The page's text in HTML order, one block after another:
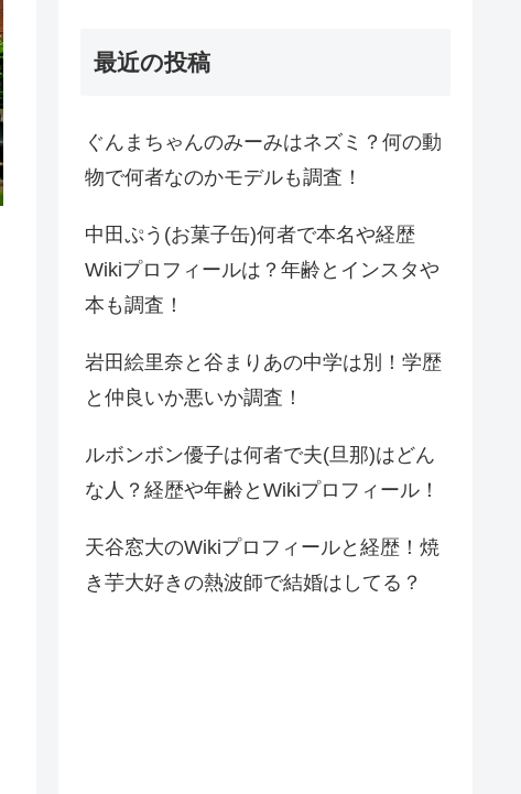
最近の投稿
ぐんまちゃんのみーみはネズミ？何の動
物で何者なのかモデルも調査！
中田ぷう(お菓子缶)何者で本名や経歴
Wikiプロフィールは？年齢とインスタや
本も調査！
岩田絵里奈と谷まりあの中学は別！学歴
と仲良いか悪いか調査！
ルボンボン優子は何者で夫(旦那)はどん
な人？経歴や年齢とWikiプロフィール！
天谷窓大のWikiプロフィールと経歴！焼
き芋大好きの熱波師で結婚はしてる？